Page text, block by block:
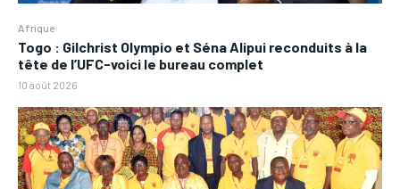
Afrique
Togo : Gilchrist Olympio et Séna Alipui reconduits à la
tête de l’UFC-voici le bureau complet
10 août 2026